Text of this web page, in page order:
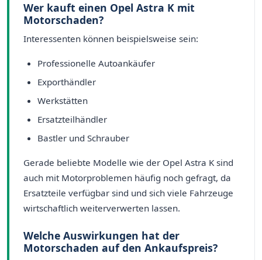
Wer kauft einen Opel Astra K mit
Motorschaden?
Interessenten können beispielsweise sein:
Professionelle Autoankäufer
Exporthändler
Werkstätten
Ersatzteilhändler
Bastler und Schrauber
Gerade beliebte Modelle wie der Opel Astra K sind
auch mit Motorproblemen häufig noch gefragt, da
Ersatzteile verfügbar sind und sich viele Fahrzeuge
wirtschaftlich weiterverwerten lassen.
Welche Auswirkungen hat der
Motorschaden auf den Ankaufspreis?